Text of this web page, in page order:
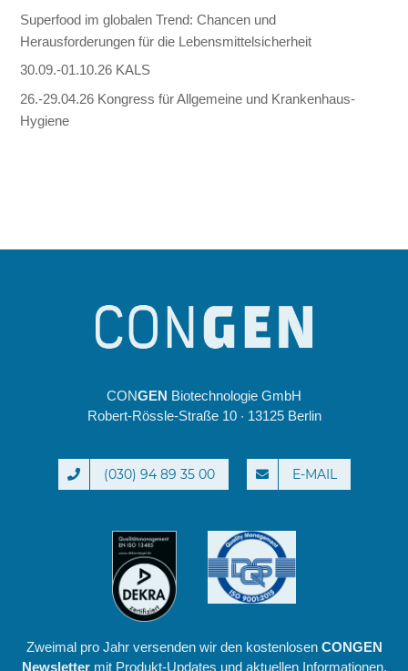
Superfood im globalen Trend: Chancen und
Herausforderungen für die Lebensmittelsicherheit
30.09.-01.10.26 KALS
26.-29.04.26 Kongress für Allgemeine und Krankenhaus-
Hygiene
CONGEN Biotechnologie GmbH
Robert-Rössle-Straße 10 · 13125 Berlin
(030) 94 89 35 00 E-MAIL
Zweimal pro Jahr versenden wir den kostenlosen CONGEN
Newslettermit Produkt-Updates und aktuellen Informationen.